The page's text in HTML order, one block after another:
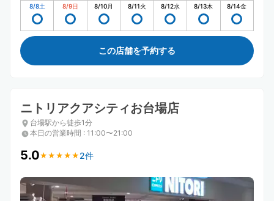
8/8土 8/9日 8/10月 8/11火 8/12水 8/13木 8/14金
この店舗を予約する
ニトリアクアシティお台場店
台場駅から徒歩1分
本日の営業時間 : 11:00〜21:00
5.0★ ★ ★ ★ ★
★ ★ ★ ★ ★ 2件